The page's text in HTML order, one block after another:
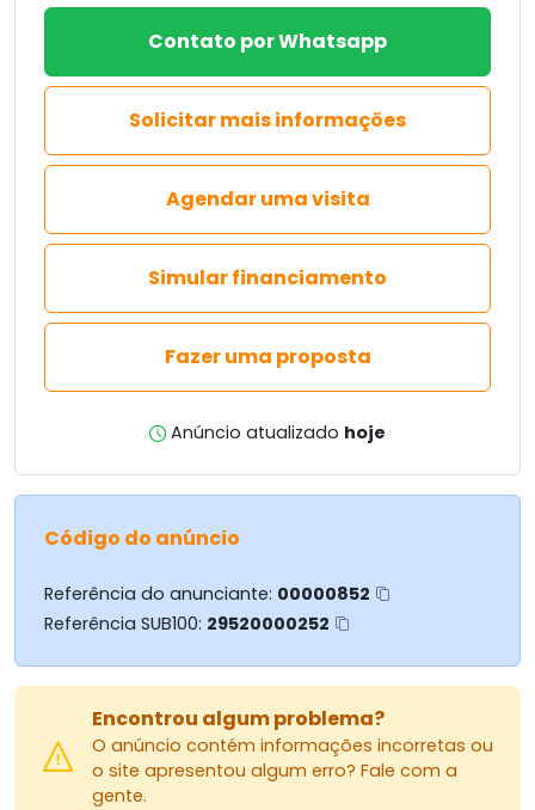
Contato por Whatsapp
Solicitar mais informações
Agendar uma visita
Simular financiamento
Fazer uma proposta
Anúncio atualizado hoje
Código do anúncio
Referência do anunciante: 00000852
Referência SUB100: 29520000252
Encontrou algum problema?
O anúncio contém informações incorretas ou
o site apresentou algum erro? Fale com a
gente.